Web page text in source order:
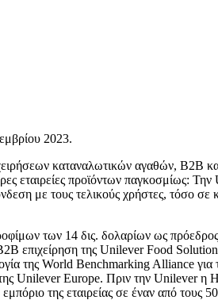
2023.
καταναλωτικών αγαθών, B2B
εταιρείες προϊόντων παγκοσμίως:
με τους τελικούς χρήστες, τόσο σε
των 14 δις. δολαρίων ως
επιχείρηση της Unilever Food
World Benchmarking Alliance για
Europe. Πριν την Unilever η
της εταιρείας σε έναν από τους